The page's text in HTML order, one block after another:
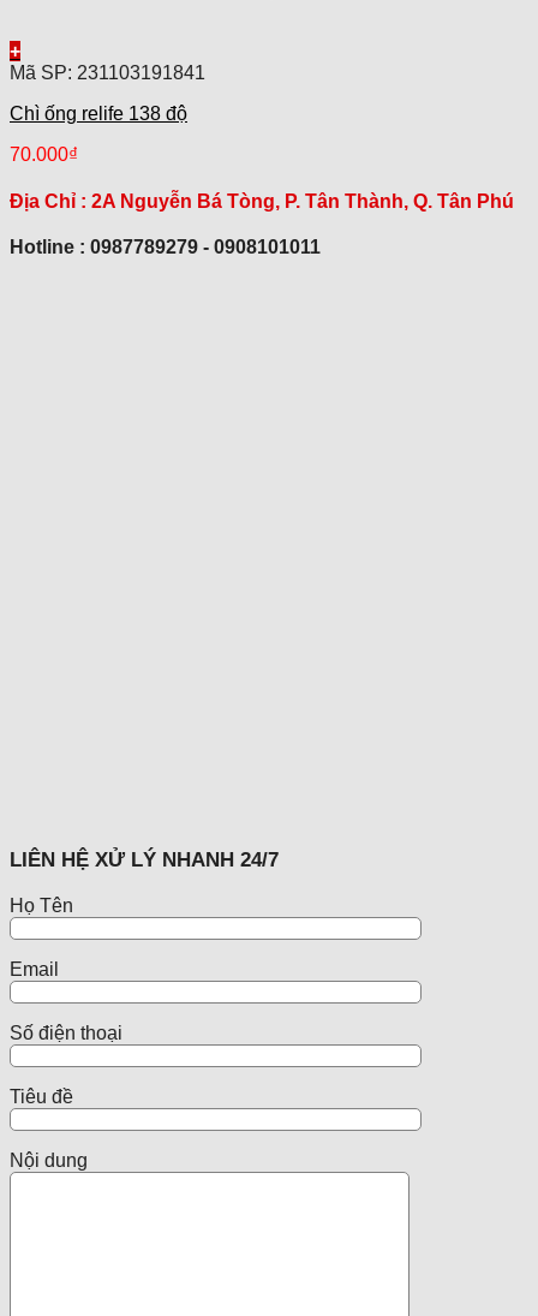
+
Mã SP: 231103191841
Chì ống relife 138 độ
70.000₫
Địa Chỉ : 2A Nguyễn Bá Tòng, P. Tân Thành, Q. Tân Phú
Hotline : 0987789279 - 0908101011
LIÊN HỆ XỬ LÝ NHANH 24/7
Họ Tên
Email
Số điện thoại
Tiêu đề
Nội dung